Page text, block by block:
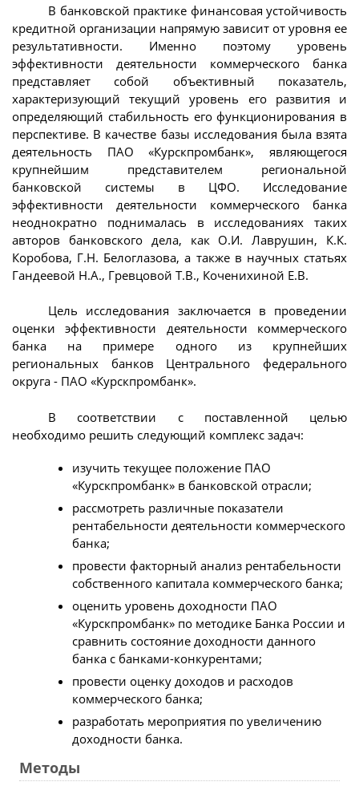
В банковской практике финансовая устойчивость
кредитной организации напрямую зависит от уровня ее
результативности. Именно поэтому уровень
эффективности деятельности коммерческого банка
представляет собой объективный показатель,
характеризующий текущий уровень его развития и
определяющий стабильность его функционирования в
перспективе. В качестве базы исследования была взята
деятельность ПАО «Курскпромбанк», являющегося
крупнейшим представителем региональной
банковской системы в ЦФО. Исследование
эффективности деятельности коммерческого банка
неоднократно поднималась в исследованиях таких
авторов банковского дела, как О.И. Лаврушин, К.К.
Коробова, Г.Н. Белоглазова, а также в научных статьях
Гандеевой Н.А., Гревцовой Т.В., Коченихиной Е.В.
Цель исследования заключается в проведении
оценки эффективности деятельности коммерческого
банка на примере одного из крупнейших
региональных банков Центрального федерального
округа - ПАО «Курскпромбанк».
В соответствии с поставленной целью
необходимо решить следующий комплекс задач:
изучить текущее положение ПАО
«Курскпромбанк» в банковской отрасли;
рассмотреть различные показатели
рентабельности деятельности коммерческого
банка;
провести факторный анализ рентабельности
собственного капитала коммерческого банка;
оценить уровень доходности ПАО
«Курскпромбанк» по методике Банка России и
сравнить состояние доходности данного
банка с банками-конкурентами;
провести оценку доходов и расходов
коммерческого банка;
разработать мероприятия по увеличению
доходности банка.
Методы